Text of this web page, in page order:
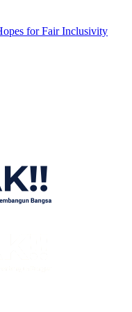
for Fair Inclusivity